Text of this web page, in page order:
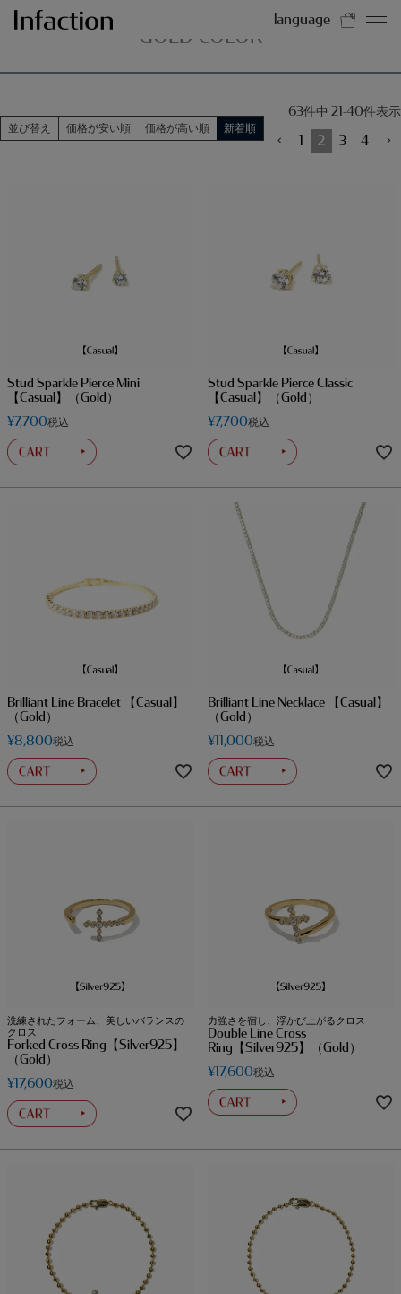
language 0
HOME GOLD COLOR
GOLD COLOR
並び替え 価格が安い順 価格が高い順 新着順
63件中 21-40件表示
1
2 3 4
Stud Sparkle Pierce Mini
【Casual】（Gold）
¥7,700税込
Stud Sparkle Pierce Classic
【Casual】（Gold）
¥7,700税込
Brilliant Line Bracelet 【Casual】
（Gold）
¥8,800税込
Brilliant Line Necklace 【Casual】
（Gold）
¥11,000税込
洗練されたフォーム、美しいバランスの
クロス
Forked Cross Ring【Silver925】
（Gold）
¥17,600税込
力強さを宿し、浮かび上がるクロス
Double Line Cross
Ring【Silver925】（Gold）
¥17,600税込